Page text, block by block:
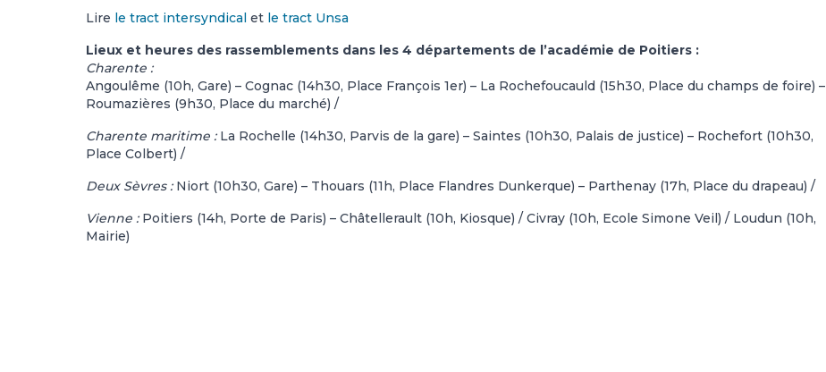
Lire le tract intersyndical et le tract Unsa
Lieux et heures des rassemblements dans les 4 départements de l’académie de Poitiers :
Charente :
Angoulême (10h, Gare) – Cognac (14h30, Place François 1er) – La Rochefoucauld (15h30, Place du champs de foire) –
Roumazières (9h30, Place du marché) /
Charente maritime :La Rochelle (14h30, Parvis de la gare) – Saintes (10h30, Palais de justice) – Rochefort (10h30,
Place Colbert) /
Deux Sèvres :Niort (10h30, Gare) – Thouars (11h, Place Flandres Dunkerque) – Parthenay (17h, Place du drapeau) /
Vienne :Poitiers (14h, Porte de Paris) – Châtellerault (10h, Kiosque) / Civray (10h, Ecole Simone Veil) / Loudun (10h,
Mairie)